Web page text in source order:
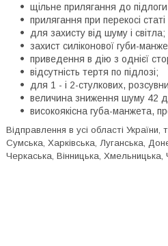
щільне прилягання до
прилягання при перекосі
для захисту від шуму і світла;
захист силіконової губи-
приведення в дію з однієї
відсутність тертя по підлозі;
для 1 - і 2-стулкових,
величина зниження шуму 42
високоякісна губа-манжета,
Відправлення в усі області України,
Сумська, Харківська, Луганська,
Черкаська, Вінницька, Хмельницька,